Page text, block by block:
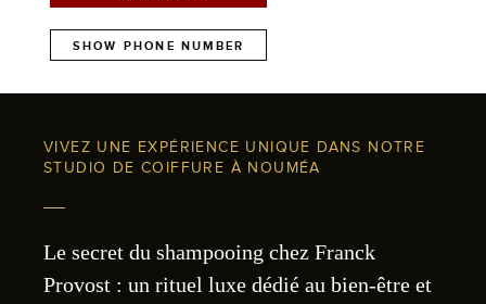
SHOW PHONE NUMBER
VIVEZ UNE EXPÉRIENCE UNIQUE DANS NOTRE
STUDIO DE COIFFURE À NOUMÉA
Le secret du shampooing chez Franck
Provost : un rituel luxe dédié au bien-être et